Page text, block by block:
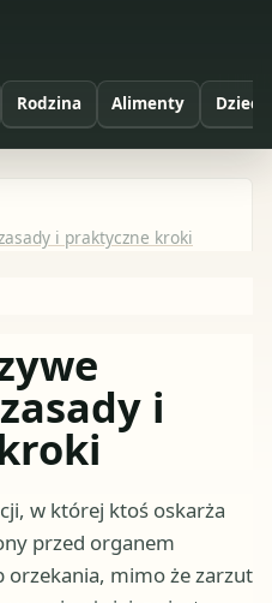
Rodzina Alimenty Dzieci
i praktyczne kroki
i
w której ktoś oskarża
przed organem
orzekania, mimo że zarzut